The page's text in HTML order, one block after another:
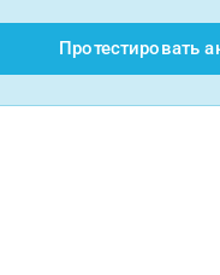
Протестировать